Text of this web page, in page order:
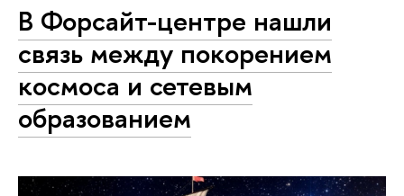
В Форсайт-центре нашли
связь между покорением
космоса и сетевым
образованием